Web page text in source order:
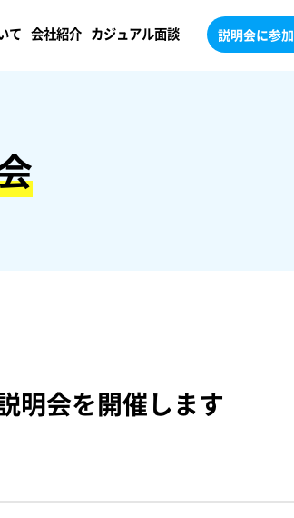
て 会社紹介 カジュアル面談 説明会に参加
明会を開催します